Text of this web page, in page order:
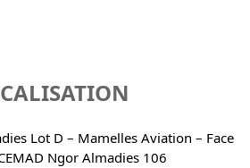
Lot D – Mamelles Aviation – Face
Ngor Almadies 106